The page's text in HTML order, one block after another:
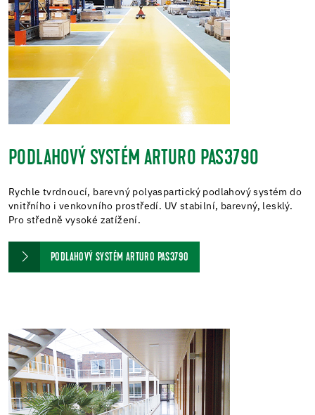
PODLAHOVÝ SYSTÉM ARTURO PAS3790
Rychle tvrdnoucí, barevný polyaspartický podlahový systém do
vnitřního i venkovního prostředí. UV stabilní, barevný, lesklý.
Pro středně vysoké zatížení.
PODLAHOVÝ SYSTÉM ARTURO PAS3790